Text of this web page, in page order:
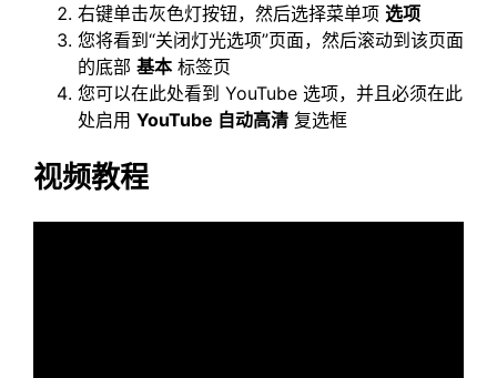
右键单击灰色灯按钮，然后选择菜单项 选项
您将看到“关闭灯光选项”页面，然后滚动到该页面
的底部 基本标签页
您可以在此处看到 YouTube 选项，并且必须在此
处启用 YouTube 自动高清 复选框
视频教程